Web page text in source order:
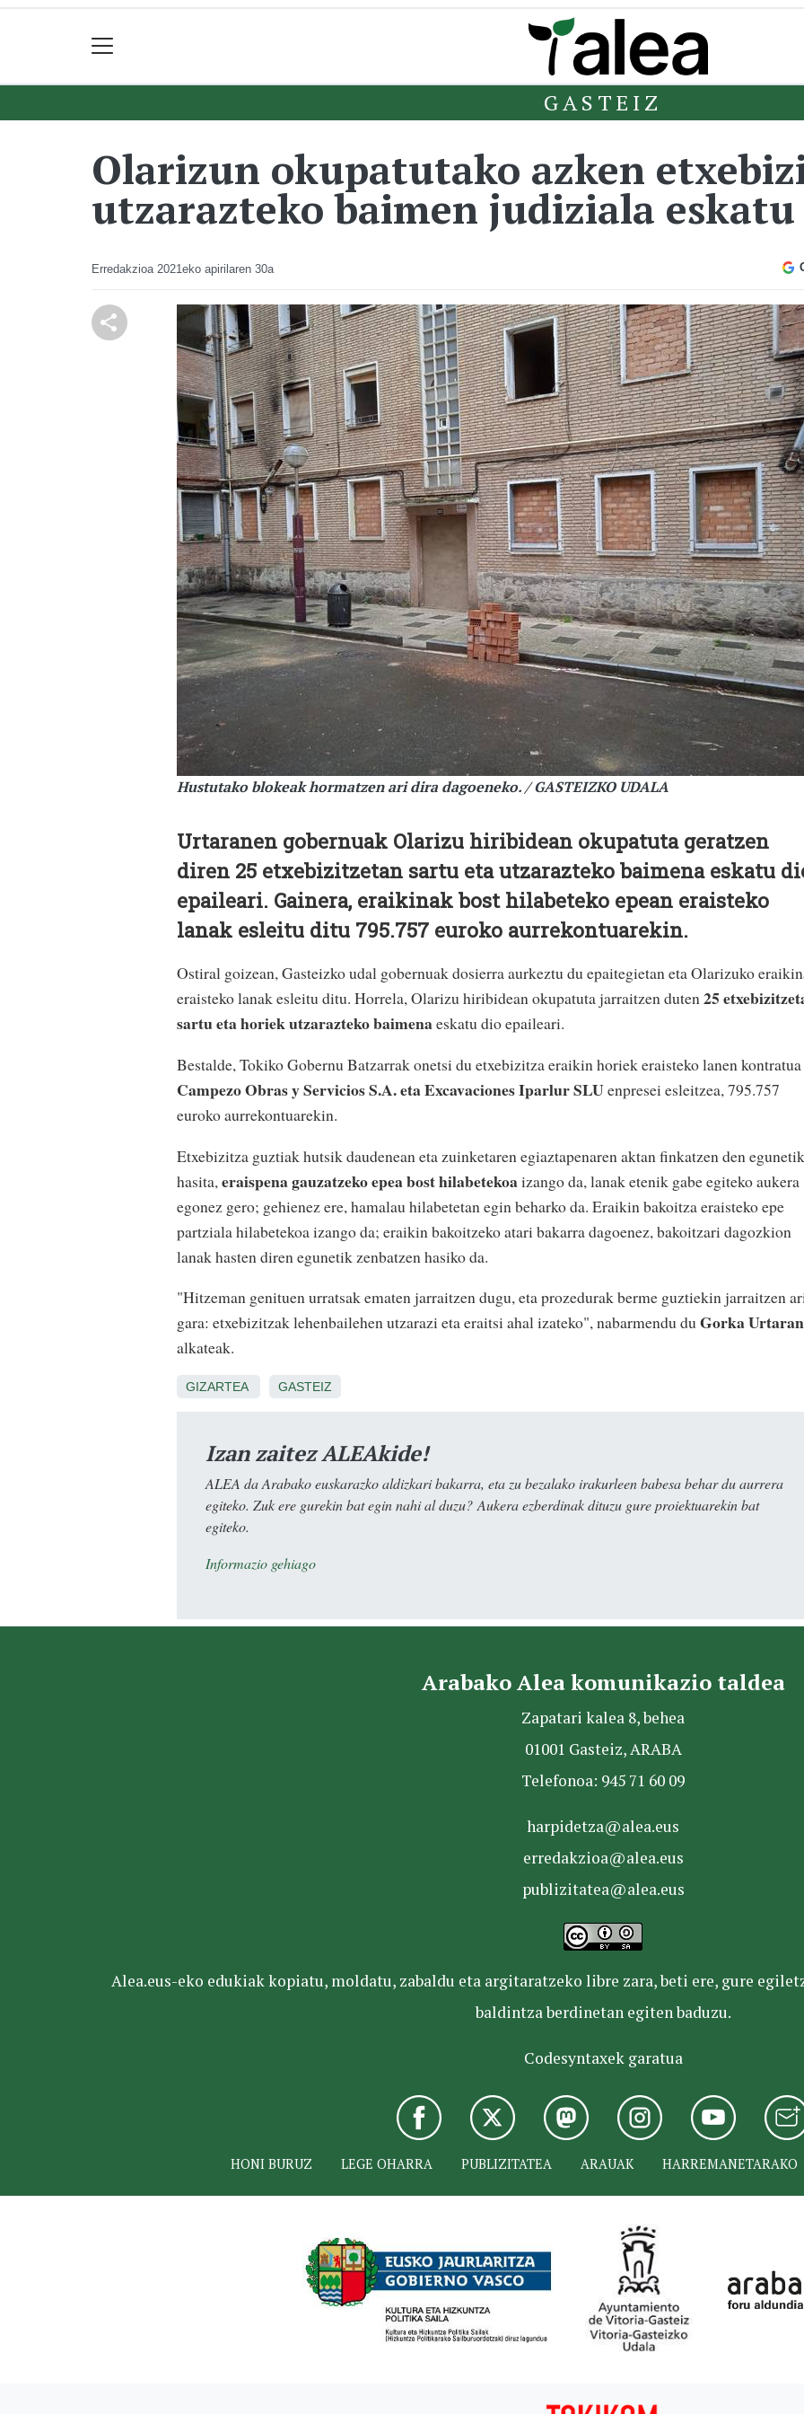
GASTEIZ
Olarizun okupatutako azken
utzarazteko baimen judiziala
Erredakzioa 2021eko apirilaren 30a
Hustutako blokeak hormatzen ari dira dagoeneko. / GASTEIZKO UDALA
Urtaranen gobernuak Olarizu hiribidean okupatuta geratzen
diren 25 etxebizitzetan sartu eta utzarazteko baimena eskatu
epaileari. Gainera, eraikinak bost hilabeteko epean eraisteko
lanak esleitu ditu 795.757 euroko aurrekontuarekin.
Ostiral goizean, Gasteizko udal gobernuak dosierra aurkeztu du epaitegietan eta Olarizuko
eraisteko lanak esleitu ditu. Horrela, Olarizu hiribidean okupatuta jarraitzen duten25
sartu eta horiek utzarazteko baimenaeskatu dio epaileari.
Bestalde, Tokiko Gobernu Batzarrak onetsi du etxebizitza eraikin horiek eraisteko lanen kontratua
Campezo Obras y Servicios S.A. eta Excavaciones Iparlur SLUenpresei esleitzea, 795.757
euroko aurrekontuarekin.
Etxebizitza guztiak hutsik daudenean eta zuinketaren egiaztapenaren aktan finkatzen den egunetik
hasita, eraispena gauzatzeko epea bost hilabetekoaizango da, lanak etenik gabe egiteko aukera
egonez gero; gehienez ere, hamalau hilabetetan egin beharko da. Eraikin bakoitza eraisteko epe
partziala hilabetekoa izango da; eraikin bakoitzeko atari bakarra dagoenez, bakoitzari dagozkion
lanak hasten diren egunetik zenbatzen hasiko da.
"Hitzeman genituen urratsak ematen jarraitzen dugu, eta prozedurak berme guztiekin jarraitzen
gara: etxebizitzak lehenbailehen utzarazi eta eraitsi ahal izateko", nabarmendu duGorka Urtaran
alkateak.
GIZARTEA GASTEIZ
Izan zaitez ALEAkide!
ALEA da Arabako euskarazko aldizkari bakarra, eta zu bezalako irakurleen babesa behar du aurrera
egiteko. Zuk ere gurekin bat egin nahi al duzu? Aukera ezberdinak dituzu gure proiektuarekin bat
egiteko.
Informazio gehiago
Arabako Alea komunikazio taldea
Zapatari kalea 8, behea
01001 Gasteiz, ARABA
Telefonoa: 945 71 60 09
harpidetza@alea.eus
erredakzioa@alea.eus
publizitatea@alea.eus
Alea.eus-eko edukiak kopiatu, moldatu, zabaldu eta argitaratzeko libre zara, beti ere, gure
baldintza berdinetan egiten baduzu.
Codesyntaxek garatua
HONI BURUZ LEGE OHARRA PUBLIZITATEA ARAUAK HARREMANETARAKO